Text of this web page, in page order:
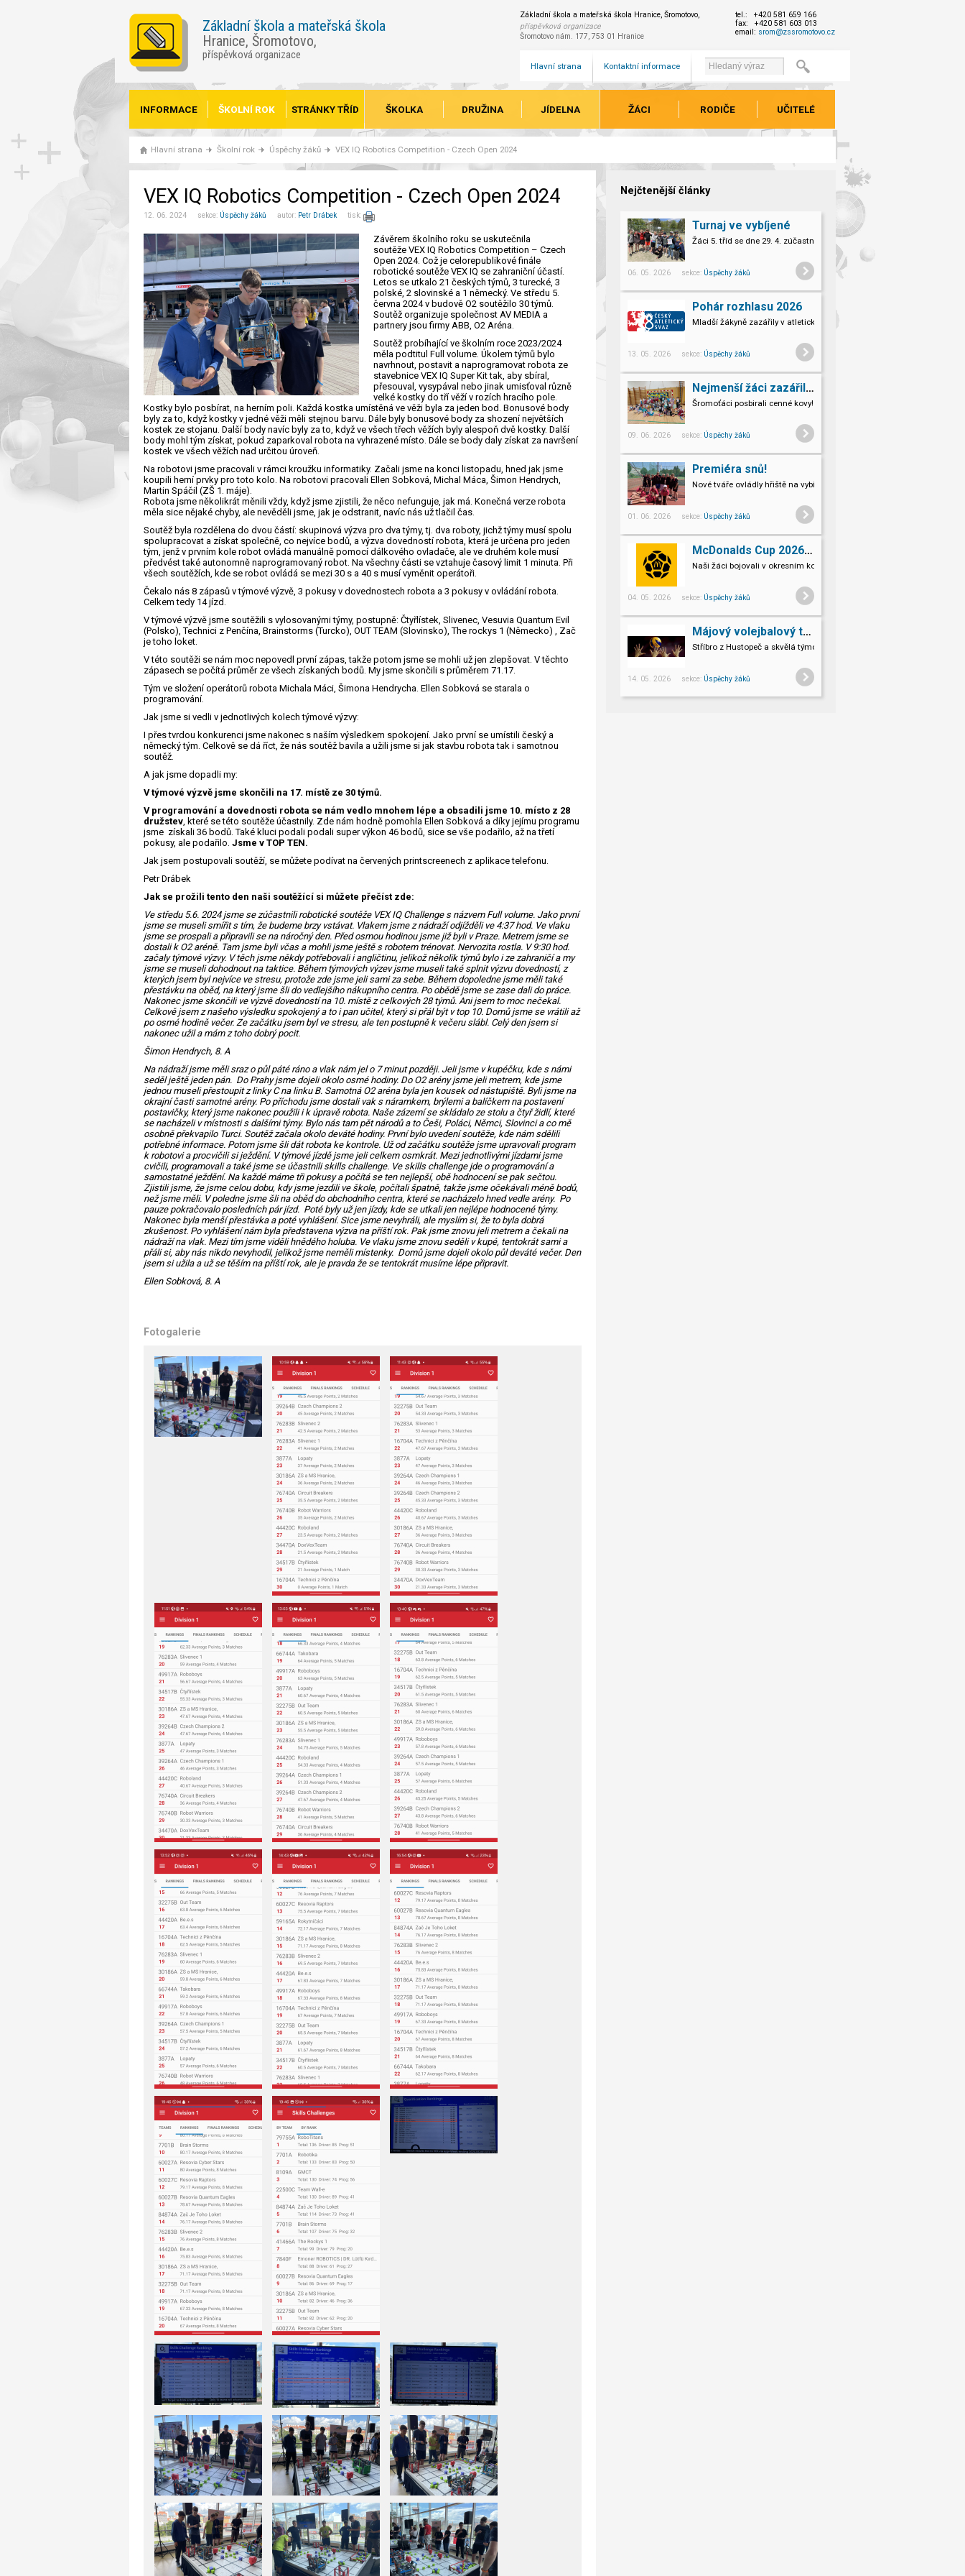
Základní škola a mateřská škola
Hranice, Šromotovo,
příspěvková organizace
Základní škola a mateřská škola Hranice, Šromotovo,
příspěvková organizace
Šromotovo nám. 177, 753 01 Hranice
tel.: +420 581 659 166
fax: +420 581 603 013
email: srom@zssromotovo.cz
Hlavní strana Kontaktní informace
INFORMACE ŠKOLNÍ ROK STRÁNKY TŘÍD ŠKOLKA DRUŽINA JÍDELNA ŽÁCI RODIČE UČITELÉ
Hlavní strana Školní rok Úspěchy žáků VEX IQ Robotics Competition - Czech Open 2024
VEX IQ Robotics Competition - Czech Open 2024
12. 06. 2024 sekce: Úspěchy žáků autor: Petr Drábek tisk:
Závěrem školního roku se uskutečnila
soutěže VEX IQ Robotics Competition – Czech
Open 2024. Což je celorepublikové finále
robotické soutěže VEX IQ se zahraniční účastí.
Letos se utkalo 21 českých týmů, 3 turecké, 3
polské, 2 slovinské a 1 německý. Ve středu 5.
června 2024 v budově O2 soutěžilo 30 týmů.
Soutěž organizuje společnost AV MEDIA a
partnery jsou firmy ABB, O2 Aréna.
Soutěž probíhající ve školním roce 2023/2024
měla podtitul Full volume. Úkolem týmů bylo
navrhnout, postavit a naprogramovat robota ze
stavebnice VEX IQ Super Kit tak, aby sbíral,
přesouval, vysypával nebo jinak umisťoval různě
velké kostky do tří věží v rozích hracího pole.
Kostky bylo posbírat, na herním poli. Každá kostka umístěná ve věži byla za jeden bod. Bonusové body
byly za to, když kostky v jedné věži měli stejnou barvu. Dále byly bonusové body za shození největších
kostek ze stojanu. Další body navíc byly za to, když ve všech třech věžích byly alespoň dvě kostky. Další
body mohl tým získat, pokud zaparkoval robota na vyhrazené místo. Dále se body daly získat za navršení
kostek ve všech věžích nad určitou úroveň.
Na robotovi jsme pracovali v rámci kroužku informatiky. Začali jsme na konci listopadu, hned jak jsme
koupili herní prvky pro toto kolo. Na robotovi pracovali Ellen Sobková, Michal Máca, Šimon Hendrych,
Martin Spáčil (ZŠ 1. máje).
Robota jsme několikrát měnili vždy, když jsme zjistili, že něco nefunguje, jak má. Konečná verze robota
měla sice nějaké chyby, ale nevěděli jsme, jak je odstranit, navíc nás už tlačil čas.
Soutěž byla rozdělena do dvou částí: skupinová výzva pro dva týmy, tj. dva roboty, jichž týmy musí spolu
spolupracovat a získat společně, co nejvíce bodů, a výzva dovedností robota, která je určena pro jeden
tým, jenž v prvním kole robot ovládá manuálně pomocí dálkového ovladače, ale ve druhém kole musí
předvést také autonomně naprogramovaný robot. Na všechny části se vztahuje časový limit 1 minuta. Při
všech soutěžích, kde se robot ovládá se mezi 30 s a 40 s musí vyměnit operátoři.
Čekalo nás 8 zápasů v týmové výzvě, 3 pokusy v dovednostech robota a 3 pokusy v ovládání robota.
Celkem tedy 14 jízd.
V týmové výzvě jsme soutěžili s vylosovanými týmy, postupně: Čtyřlístek, Slivenec, Vesuvia Quantum Evil
(Polsko), Technici z Penčína, Brainstorms (Turcko), OUT TEAM (Slovinsko), The rockys 1 (Německo) , Zač
je toho loket.
V této soutěži se nám moc nepovedl první zápas, takže potom jsme se mohli už jen zlepšovat. V těchto
zápasech se počítá průměr ze všech získaných bodů. My jsme skončili s průměrem 71.17.
Tým ve složení operátorů robota Michala Máci, Šimona Hendrycha. Ellen Sobková se starala o
programování.
Jak jsme si vedli v jednotlivých kolech týmové výzvy:
I přes tvrdou konkurenci jsme nakonec s naším výsledkem spokojení. Jako první se umístili český a
německý tým. Celkově se dá říct, že nás soutěž bavila a užili jsme si jak stavbu robota tak i samotnou
soutěž.
A jak jsme dopadli my:
V týmové výzvě jsme skončili na 17. místě ze 30 týmů.
V programování a dovednosti robota se nám vedlo mnohem lépe a obsadili jsme 10. místo z 28
družstev, které se této soutěže účastnily. Zde nám hodně pomohla Ellen Sobková a díky jejímu programu
jsme získali 36 bodů. Také kluci podali podali super výkon 46 bodů, sice se vše podařilo, až na třetí
pokusy, ale podařilo. Jsme v TOP TEN.
Jak jsem postupovali soutěží, se můžete podívat na červených printscreenech z aplikace telefonu.
Petr Drábek
Jak se prožili tento den naši soutěžící si můžete přečíst zde:
Ve středu 5.6. 2024 jsme se zúčastnili robotické soutěže VEX IQ Challenge s názvem Full volume. Jako první
jsme se museli smířit s tím, že budeme brzy vstávat. Vlakem jsme z nádraží odjížděli ve 4:37 hod. Ve vlaku
jsme se prospali a připravili se na náročný den. Před osmou hodinou jsme již byli v Praze. Metrem jsme se
dostali k O2 aréně. Tam jsme byli včas a mohli jsme ještě s robotem trénovat. Nervozita rostla. V 9:30 hod.
začaly týmové výzvy. V těch jsme někdy potřebovali i angličtinu, jelikož několik týmů bylo i ze zahraničí a my
jsme se museli dohodnout na taktice. Během týmových výzev jsme museli také splnit výzvu dovedností, z
kterých jsem byl nejvíce ve stresu, protože zde jsme jeli sami za sebe. Během dopoledne jsme měli také
přestávku na oběd, na který jsme šli do vedlejšího nákupního centra. Po obědě jsme se zase dali do práce.
Nakonec jsme skončili ve výzvě dovedností na 10. místě z celkových 28 týmů. Ani jsem to moc nečekal.
Celkově jsem z našeho výsledku spokojený a to i pan učitel, který si přál být v top 10. Domů jsme se vrátili až
po osmé hodině večer. Ze začátku jsem byl ve stresu, ale ten postupně k večeru slábl. Celý den jsem si
nakonec užil a mám z toho dobrý pocit.
Šimon Hendrych, 8. A
Na nádraží jsme měli sraz o půl páté ráno a vlak nám jel o 7 minut později. Jeli jsme v kupéčku, kde s námi
seděl ještě jeden pán. Do Prahy jsme dojeli okolo osmé hodiny. Do O2 arény jsme jeli metrem, kde jsme
jednou museli přestoupit z linky C na linku B. Samotná O2 aréna byla jen kousek od nástupiště. Byli jsme na
okrajní časti samotné arény. Po příchodu jsme dostali vak s náramkem, brýlemi a balíčkem na postavení
postavičky, který jsme nakonec použili i k úpravě robota. Naše zázemí se skládalo ze stolu a čtyř židlí, které
se nacházeli v místnosti s dalšími týmy. Bylo nás tam pět národů a to Češi, Poláci, Němci, Slovinci a co mě
osobně překvapilo Turci. Soutěž začala okolo deváté hodiny. První bylo uvedení soutěže, kde nám sdělili
potřebné informace. Potom jsme šli dát robota ke kontrole. Už od začátku soutěže jsme upravovali program
k robotovi a procvičili si ježdění. V týmové jízdě jsme jeli celkem osmkrát. Mezi jednotlivými jízdami jsme
cvičili, programovali a také jsme se účastnili skills challenge. Ve skills challenge jde o programování a
samostatné ježdění. Na každé máme tři pokusy a počítá se ten nejlepší, obě hodnocení se pak sečtou.
Zjistili jsme, že jsme celou dobu, kdy jsme jezdili ve škole, počítali špatně, takže jsme očekávali méně bodů,
než jsme měli. V poledne jsme šli na oběd do obchodního centra, které se nacházelo hned vedle arény. Po
pauze pokračovalo posledních pár jízd. Poté byly už jen jízdy, kde se utkali jen nejlépe hodnocené týmy.
Nakonec byla menší přestávka a poté vyhlášení. Sice jsme nevyhráli, ale myslím si, že to byla dobrá
zkušenost. Po vyhlášení nám byla představena výzva na příští rok. Pak jsme znovu jeli metrem a čekali na
nádraží na vlak. Mezi tím jsme viděli hnědého holuba. Ve vlaku jsme znovu seděli v kupé, tentokrát sami a
přáli si, aby nás nikdo nevyhodil, jelikož jsme neměli místenky. Domů jsme dojeli okolo půl deváté večer. Den
jsem si užila a už se těším na příští rok, ale je pravda že se tentokrát musíme lépe připravit.
Ellen Sobková, 8. A
Fotogalerie
Nejčtenější články
Turnaj ve vybíjené
Žáci 5. tříd se dne 29. 4. zúčastnili turnaje ve vybíjené.
06. 05. 2026 sekce: Úspěchy žáků
Pohár rozhlasu 2026
Mladší žákyně zazářily v atletických discilplínách.
13. 05. 2026 sekce: Úspěchy žáků
Nejmenší žáci zazářili ve florbale
Šromoťáci posbirali cenné kovy!
09. 06. 2026 sekce: Úspěchy žáků
Premiéra snů!
Nové tváře ovládly hřiště na vybíjené.
01. 06. 2026 sekce: Úspěchy žáků
McDonalds Cup 2026 - Postupové kolo Přerov
Naši žáci bojovali v okresním kole!
04. 05. 2026 sekce: Úspěchy žáků
Májový volejbalový turnaj
Stříbro z Hustopeč a skvělá týmová atmosféra!
14. 05. 2026 sekce: Úspěchy žáků